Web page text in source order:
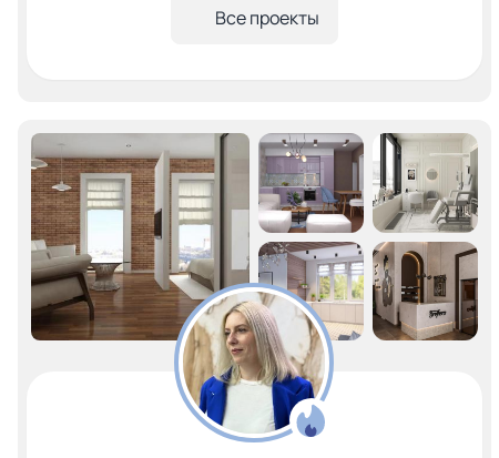
Все проекты